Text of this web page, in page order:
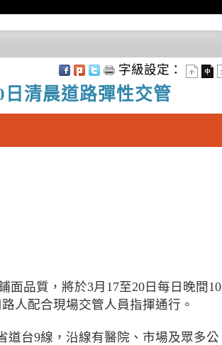
字級設定：
清晨道路彈性交管
面品質，將於3月17至20日每日晚間10
人配合現場交管人員指揮通行。
道台9線，沿線有醫院、市場及眾多公